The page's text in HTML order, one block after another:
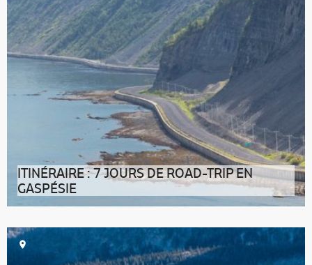
ITINÉRAIRE : 7 JOURS DE ROAD-TRIP EN
GASPÉSIE
La destination Sa nature, son histoire et ses habitants
font de la Gaspésie un c